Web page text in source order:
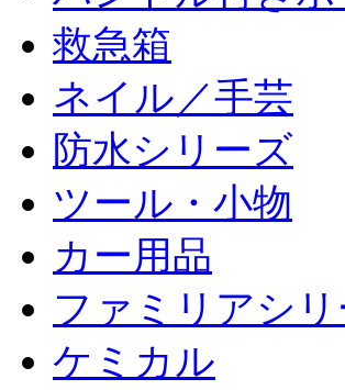
救急箱
ネイル／手芸
防水シリーズ
ツール・小物
カー用品
ファミリアシ
ケミカル